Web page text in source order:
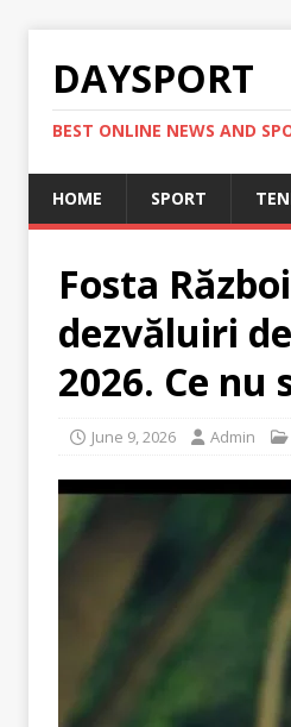
DAYSPORT
BEST ONLINE NEWS AND
HOME SPORT
Fosta
dezvăluiri
2026. Ce nu
June 9, 2026 Admin